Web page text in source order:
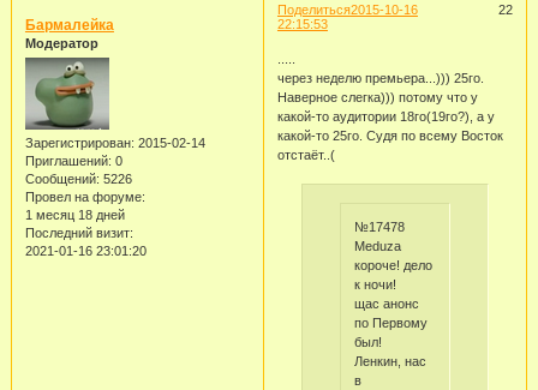
Поделиться 22
2015-10-16
22:15:53
Бармалейка
Модератор
Зарегистрирован: 2015-02-14
Приглашений: 0
Сообщений: 5226
Провел на форуме:
1 месяц 18 дней
Последний визит:
2021-01-16 23:01:20
через неделю премьера...))) 25го.
Наверное слегка))) потому что у
какой-то аудитории 18го(19го?), а у
какой-то 25го. Судя по всему Восток
отстаёт..(
№17478
Meduza
короче! дело
к ночи!
щас анонс
по Первому
был!
Ленкин, нас
в